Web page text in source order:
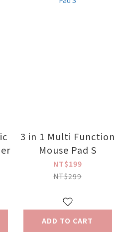
3 in 1 Multi Function
Mouse Pad S
NT$199
NT$299
ADD TO CART